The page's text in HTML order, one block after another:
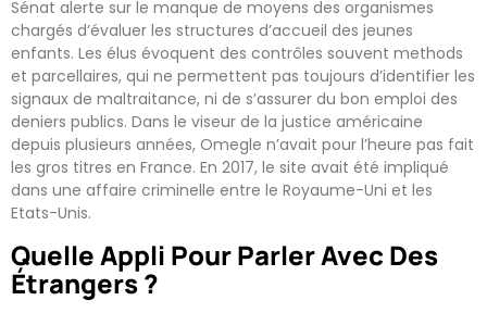
Sénat alerte sur le manque de moyens des organismes
chargés d’évaluer les structures d’accueil des jeunes
enfants. Les élus évoquent des contrôles souvent methods
et parcellaires, qui ne permettent pas toujours d’identifier les
signaux de maltraitance, ni de s’assurer du bon emploi des
deniers publics. Dans le viseur de la justice américaine
depuis plusieurs années, Omegle n’avait pour l’heure pas fait
les gros titres en France. En 2017, le site avait été impliqué
dans une affaire criminelle entre le Royaume-Uni et les
Etats-Unis.
Quelle Appli Pour Parler Avec Des
Étrangers ?